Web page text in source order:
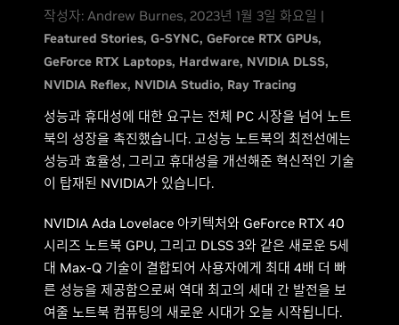
작성자: Andrew Burnes, 2023년 1월 3일 화요일 |
Featured Stories G-SYNC GeForce RTX GPUs
GeForce RTX Laptops Hardware NVIDIA DLSS
NVIDIA Reflex NVIDIA Studio Ray Tracing
성능과 휴대성에 대한 요구는 전체 PC 시장을 넘어 노트
북의 성장을 촉진했습니다. 고성능 노트북의 최전선에는
성능과 효율성, 그리고 휴대성을 개선해준 혁신적인 기술
이 탑재된 NVIDIA가 있습니다.
NVIDIA Ada Lovelace 아키텍처와 GeForce RTX 40
시리즈 노트북 GPU, 그리고 DLSS 3와 같은 새로운 5세
대 Max-Q 기술이 결합되어 사용자에게 최대 4배 더 빠
른 성능을 제공함으로써 역대 최고의 세대 간 발전을 보
여줄 노트북 컴퓨팅의 새로운 시대가 오늘 시작됩니다.